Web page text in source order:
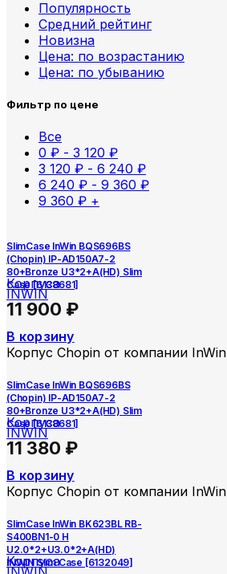
Популярность
Средний рейтинг
Новизна
Цена: по возрастанию
Цена: по убыванию
Фильтр по цене
Все
0 ₽ - 3 120 ₽
3 120 ₽ - 6 240 ₽
6 240 ₽ - 9 360 ₽
9 360 ₽ +
SlimCase InWin BQS696BS
(Chopin) IP-AD150A7-2
80+Bronze U3*2+A(HD) Slim
Case [6138681]
Корпуса
INWIN
11 900 ₽
В корзину
Корпус Chopin от компании InWin
SlimCase InWin BQS696BS
(Chopin) IP-AD150A7-2
80+Bronze U3*2+A(HD) Slim
Case [6138681]
Корпуса
INWIN
11 380 ₽
В корзину
Корпус Chopin от компании InWin
SlimCase InWin BK623BL RB-
S400BN1-0 H
U2.0*2+U3.0*2+A(HD)
INWIN Slim Case [6132049]
Корпуса